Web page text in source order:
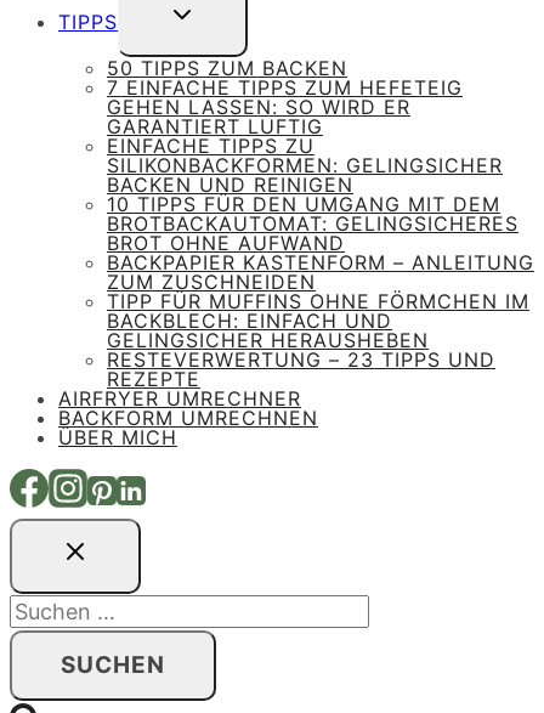
TIPPS
UNTERMENÜ
UMSCHALTEN
50 TIPPS ZUM BACKEN
7 EINFACHE TIPPS ZUM HEFETEIG
GEHEN LASSEN: SO WIRD ER
GARANTIERT LUFTIG
EINFACHE TIPPS ZU
SILIKONBACKFORMEN: GELINGSICHER
BACKEN UND REINIGEN
10 TIPPS FÜR DEN UMGANG MIT DEM
BROTBACKAUTOMAT: GELINGSICHERES
BROT OHNE AUFWAND
BACKPAPIER KASTENFORM – ANLEITUNG
ZUM ZUSCHNEIDEN
TIPP FÜR MUFFINS OHNE FÖRMCHEN IM
BACKBLECH: EINFACH UND
GELINGSICHER HERAUSHEBEN
RESTEVERWERTUNG – 23 TIPPS UND
REZEPTE
AIRFRYER UMRECHNER
BACKFORM UMRECHNEN
ÜBER MICH
Suchen
nach: